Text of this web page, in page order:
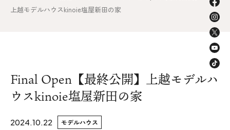
施工の流れ&アフターサポート
不動産情報
WoodStrucX™（ウッドストラクス™）
上越モデルハウスkinoie塩屋新田の家
Final Open【最終公開】上越モデルハ
ウスkinoie塩屋新田の家
2024.10.22 モデルハウス